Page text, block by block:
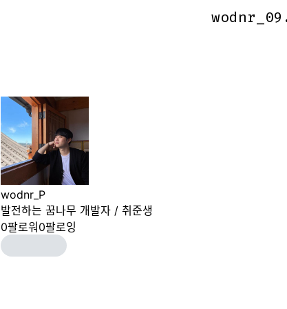
wodnr_P
발전하는 꿈나무 개발자 / 취준생
0팔로워 0팔로잉